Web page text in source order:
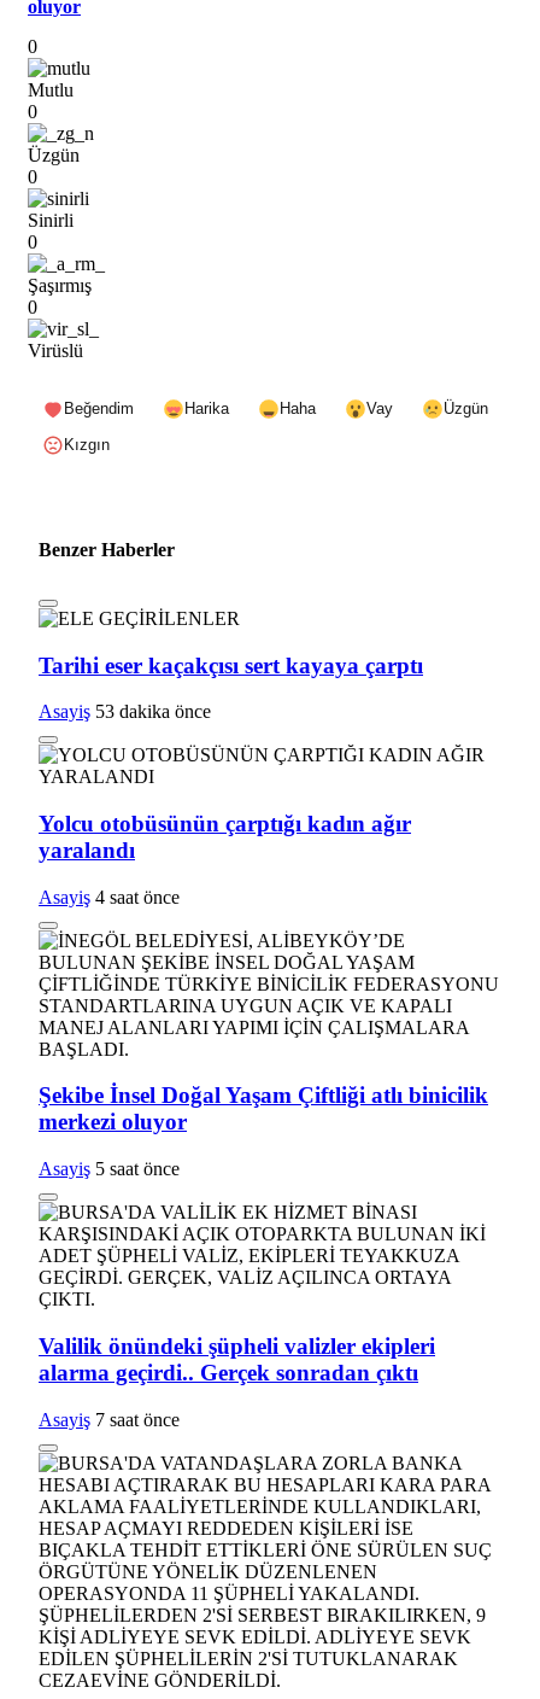
oluyor
0
Mutlu
0
Üzgün
0
Sinirli
0
Şaşırmış
0
Virüslü
Beğendim Harika Haha Vay
Üzgün
Kızgın
Benzer Haberler
Tarihi eser kaçakçısı sert kayaya çarptı
Asayiş 53 dakika önce
Yolcu otobüsünün çarptığı kadın ağır
yaralandı
Asayiş 4 saat önce
Şekibe İnsel Doğal Yaşam Çiftliği atlı binicilik
merkezi oluyor
Asayiş 5 saat önce
Valilik önündeki şüpheli valizler ekipleri
alarma geçirdi.. Gerçek sonradan çıktı
Asayiş 7 saat önce